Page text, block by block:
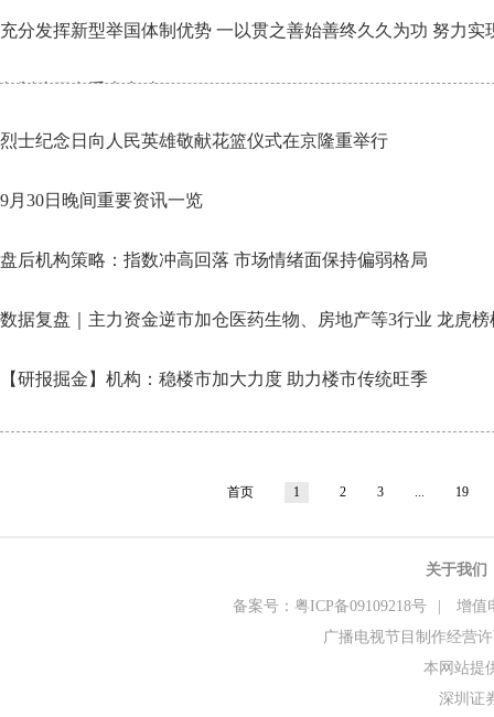
充分发挥新型举国体制优势 一以贯之善始善终久久为功 努力实
备制造更多重大突破
烈士纪念日向人民英雄敬献花篮仪式在京隆重举行
9月30日晚间重要资讯一览
盘后机构策略：指数冲高回落 市场情绪面保持偏弱格局
数据复盘｜主力资金逆市加仓医药生物、房地产等3行业 龙虎榜
【研报掘金】机构：稳楼市加大力度 助力楼市传统旺季
首页 1 2 3 ... 19
关于我们
备案号：粤ICP备09109218号
增值
广播电视节目制作经营
本网站提
深圳证